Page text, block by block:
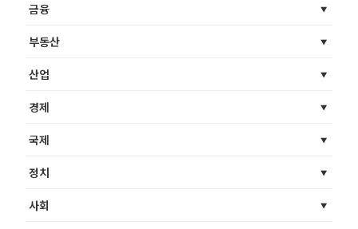
금융
부동산
산업
경제
국제
정치
사회